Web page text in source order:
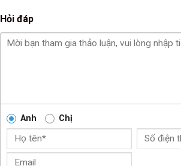
Hỏi đáp
Anh Chị